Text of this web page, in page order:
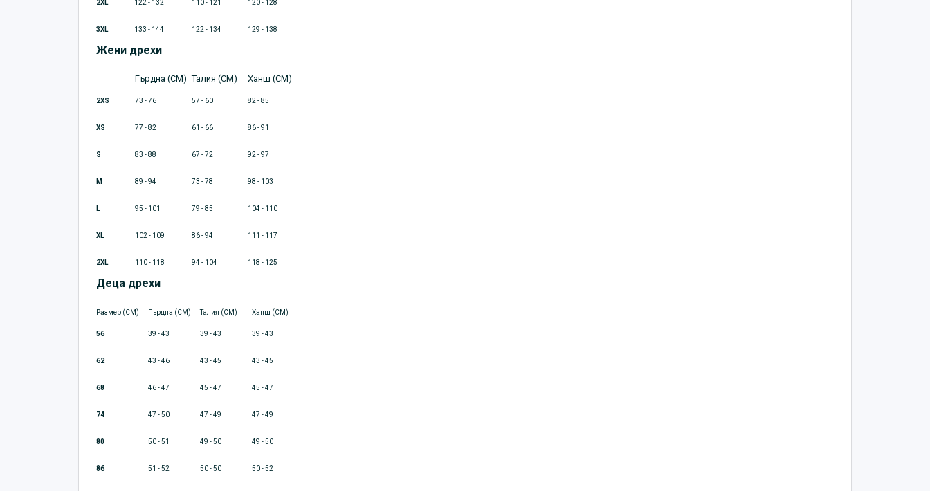
2XL 122 - 132 110 - 121 120 - 128
3XL 133 - 144 122 - 134 129 - 138
Жени дрехи
Гърдна (CM) Талия (CM) Ханш (CM)
2XS 73 - 76 57 - 60 82 - 85
XS 77 - 82 61 - 66 86 - 91
S 83 - 88 67 - 72 92 - 97
M 89 - 94 73 - 78 98 - 103
L 95 - 101 79 - 85 104 - 110
XL 102 - 109 86 - 94 111 - 117
2XL 110 - 118 94 - 104 118 - 125
Деца дрехи
Размер (CM) Гърдна (CM) Талия (CM) Ханш (CM)
56 39 - 43 39 - 43 39 - 43
62 43 - 46 43 - 45 43 - 45
68 46 - 47 45 - 47 45 - 47
74 47 - 50 47 - 49 47 - 49
80 50 - 51 49 - 50 49 - 50
86 51 - 52 50 - 50 50 - 52